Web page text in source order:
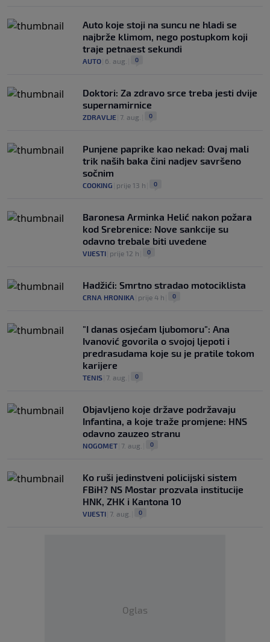
Auto koje stoji na suncu ne hladi se
najbrže klimom, nego postupkom koji
traje petnaest sekundi
AUTO 6. aug. 0
Doktori: Za zdravo srce treba jesti dvije
supernamirnice
ZDRAVLJE 7. aug. 0
Punjene paprike kao nekad: Ovaj mali
trik naših baka čini nadjev savršeno
sočnim
COOKING prije 13 h 0
Baronesa Arminka Helić nakon požara
kod Srebrenice: Nove sankcije su
odavno trebale biti uvedene
VIJESTI prije 12 h 0
Hadžići: Smrtno stradao motociklista
CRNA HRONIKA prije 4 h 0
"I danas osjećam ljubomoru": Ana
Ivanović govorila o svojoj ljepoti i
predrasudama koje su je pratile tokom
karijere
TENIS 7. aug. 0
Objavljeno koje države podržavaju
Infantina, a koje traže promjene: HNS
odavno zauzeo stranu
NOGOMET 7. aug. 0
Ko ruši jedinstveni policijski sistem
FBiH? NS Mostar prozvala institucije
HNK, ZHK i Kantona 10
VIJESTI 7. aug. 0
Oglas